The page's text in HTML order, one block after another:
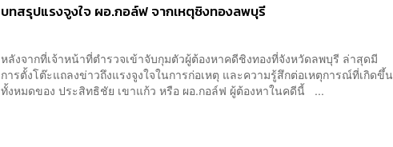
บทสรุปแรงจูงใจ ผอ.กอล์ฟ จากเหตุชิงทองลพบุรี
หลังจากที่เจ้าหน้าที่ตำรวจเข้าจับกุมตัวผู้ต้องหาคดีชิงทองที่จังหวัดลพบุรี ล่าสุดมี
การตั้งโต๊ะแถลงข่าวถึงแรงจูงใจในการก่อเหตุ และความรู้สึกต่อเหตุการณ์ที่เกิดขึ้น
ทั้งหมดของ ประสิทธิชัย เขาแก้ว หรือ ผอ.กอล์ฟ ผู้ต้องหาในคดีนี้ ...